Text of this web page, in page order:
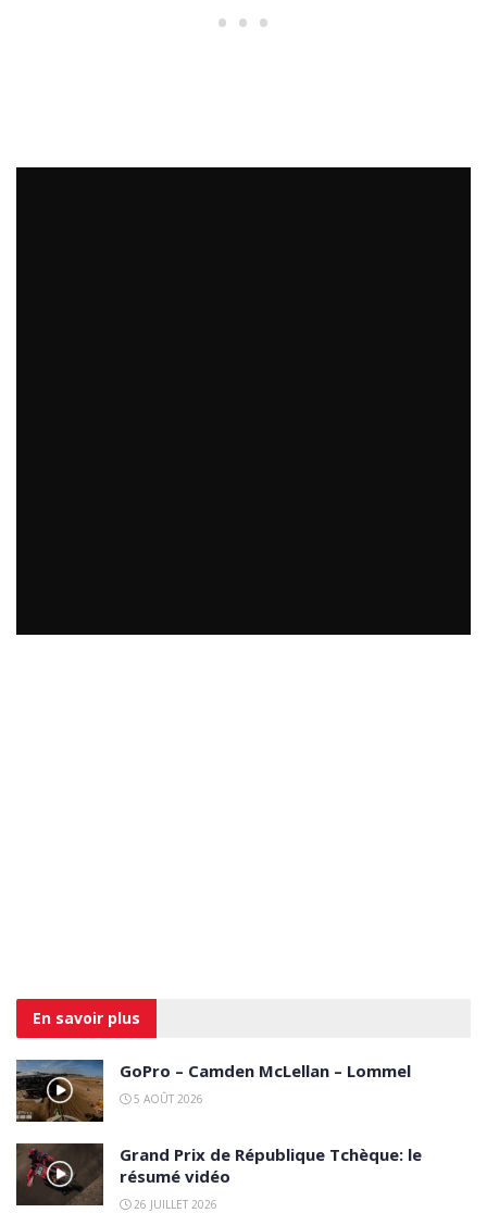
En savoir plus
GoPro – Camden McLellan – Lommel
5 AOÛT 2026
Grand Prix de République Tchèque: le
résumé vidéo
26 JUILLET 2026